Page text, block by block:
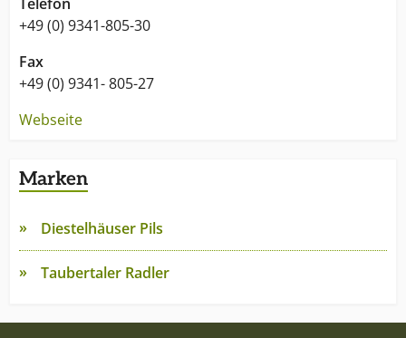
+49 (0) 9341-805-30
Fax
+49 (0) 9341- 805-27
Webseite
Marken
Diestelhäuser Pils
Taubertaler Radler